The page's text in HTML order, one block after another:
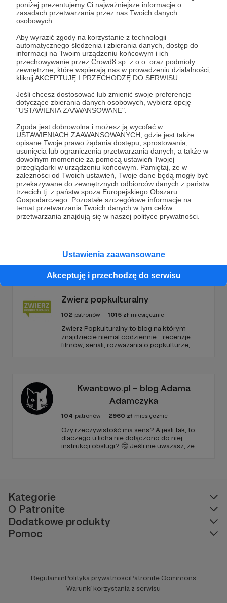
poniżej prezentujemy Ci najważniejsze informacje o
zasadach przetwarzania przez nas Twoich danych
osobowych.
Aby wyrazić zgody na korzystanie z technologii
automatycznego śledzenia i zbierania danych, dostęp do
informacji na Twoim urządzeniu końcowym i ich
przechowywanie przez Crowd8 sp. z o.o. oraz podmioty
zewnętrzne, które wspierają nas w prowadzeniu działalności,
kliknij AKCEPTUJĘ I PRZECHODZĘ DO SERWISU.
Jeśli chcesz dostosować lub zmienić swoje preferencje
dotyczące zbierania danych osobowych, wybierz opcję
"USTAWIENIA ZAAWANSOWANE".
Zgoda jest dobrowolna i możesz ją wycofać w
USTAWIENIACH ZAAWANSOWANYCH, gdzie jest także
opisane Twoje prawo żądania dostępu, sprostowania,
usunięcia lub ograniczenia przetwarzania danych, a także w
dowolnym momencie za pomocą ustawień Twojej
przeglądarki w urządzeniu końcowym. Pamiętaj, że w
zależności od Twoich ustawień, Twoje dane będą mogły być
przekazywane do zewnętrznych odbiorców danych z państw
trzecich tj. z państw spoza Europejskiego Obszaru
Gospodarczego. Pozostałe szczegółowe informacje na
temat przetwarzania Twoich danych w tym celów
przetwarzania znajdują się w naszej polityce prywatności.
Ustawienia zaawansowane
Akceptuję i przechodzę do serwisu
Dołącz do grona Patronów!
Wesprzyj działalność AutoraPuls Lewantu & Puls
Zagranicyjuż teraz!
Zostań Patronem
Promowani autorzy
Zwierz popkulturalny
102 patronów 1015 zł miesięcznie
Zwierz Popkulturalny to blog na którym
znajdziecie niemal codziennie - recenzje
filmów, seriali, rozważania o popkulturze,
Kwantowo.pl – blog Adama
Adamczyka
104 patronów 2960 zł miesięcznie
Czy rzeczywistość ma sens? A jeśli tak, to
dlaczego u licha nie dołączono do niej
instrukcji obsługi? 🤔 Jeśli nie uważasz, że
Kategorie
O Patronite
Dodatkowe produkty
Pomoc
RegulaminPolityka prywatnościPatronite Commons
Warunki korzystania z serwisu